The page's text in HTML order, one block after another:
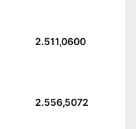
2.511,0600
2.556,5072